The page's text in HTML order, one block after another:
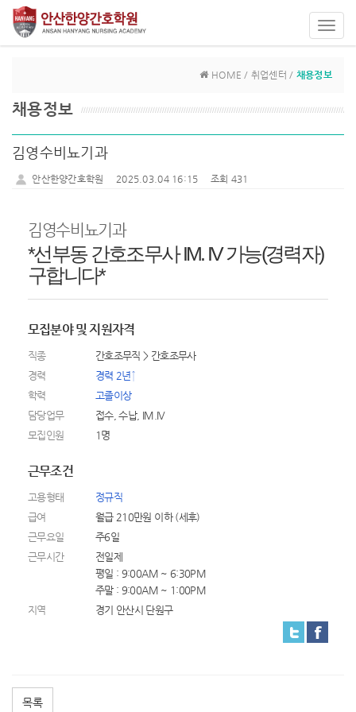
HOME / 취업센터 / 채용정보
채용정보
김영수비뇨기과
안산한양간호학원 2025.03.04 16:15 조회 431
김영수비뇨기과
*선부동 간호조무사 IM. IV 가능(경력자)
구합니다*
모집분야 및 지원자격
직종
간호조무직 > 간호조무사
경력
경력 2년↑
학력
고졸이상
담당업무
접수, 수납, IM.IV
모집인원
1명
근무조건
고용형태
정규직
급여
월급 210만원 이하 (세후)
근무요일
주6일
근무시간
전일제
평일 : 9:00AM ~ 6:30PM
주말 : 9:00AM ~ 1:00PM
지역
경기 안산시 단원구
목록